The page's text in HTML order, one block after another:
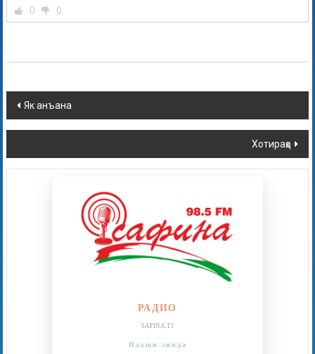
0 0
Як анъана
Хотираҳо
РАДИО
SAFINA.TJ
Пахши зинда